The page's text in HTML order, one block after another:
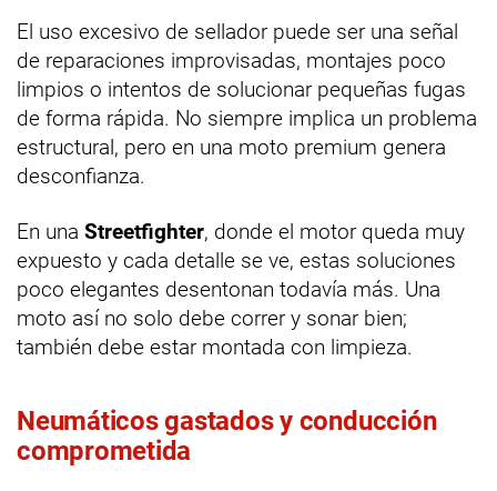
El uso excesivo de sellador puede ser una señal
de reparaciones improvisadas, montajes poco
limpios o intentos de solucionar pequeñas fugas
de forma rápida. No siempre implica un problema
estructural, pero en una moto premium genera
desconfianza.
En una Streetfighter, donde el motor queda muy
expuesto y cada detalle se ve, estas soluciones
poco elegantes desentonan todavía más. Una
moto así no solo debe correr y sonar bien;
también debe estar montada con limpieza.
Neumáticos gastados y conducción
comprometida